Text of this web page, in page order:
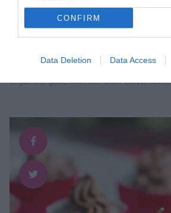
CONFIRM
Data Deletion Data Access
veganskt, glutenfritt och utan tillsatt